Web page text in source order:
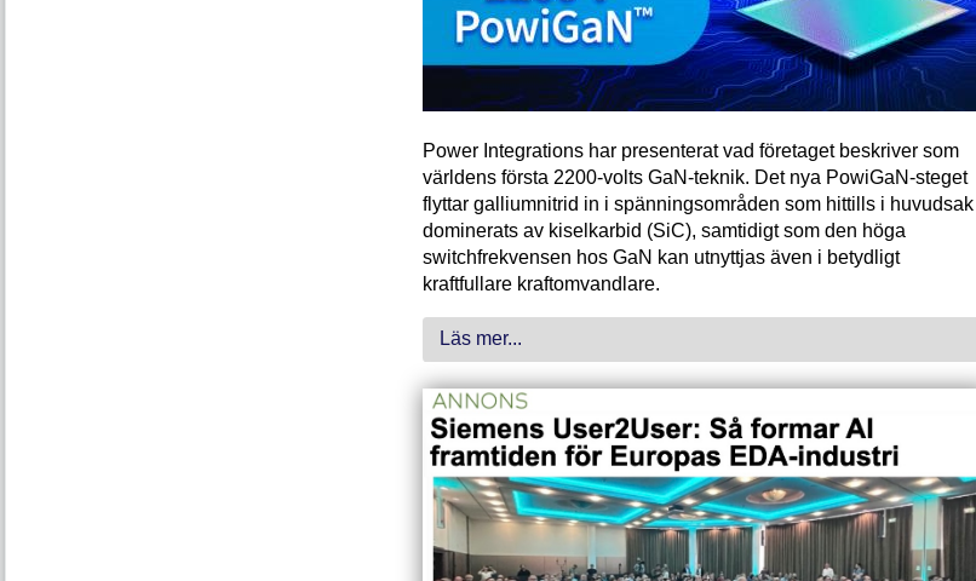
Power Integrations har presenterat vad företaget beskriver som
världens första 2200-volts GaN-teknik. Det nya PowiGaN-steget
flyttar galliumnitrid in i spänningsområden som hittills i huvudsak
dominerats av kiselkarbid (SiC), samtidigt som den höga
switchfrekvensen hos GaN kan utnyttjas även i betydligt
kraftfullare kraftomvandlare.
Läs mer...